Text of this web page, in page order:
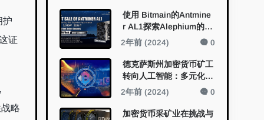
护
证
略
使用 Bitmain的Antmine
r AL1探索Alephium的开
采新视野
2年前 (2024) 0
德克萨斯州加密货币矿工
转向人工智能：多元化的
新领域
2年前 (2024) 0
加密货币采矿业在挑战与